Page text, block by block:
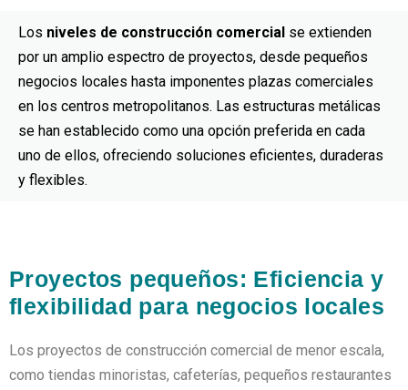
Los niveles de construcción comercial se extienden
por un amplio espectro de proyectos, desde pequeños
negocios locales hasta imponentes plazas comerciales
en los centros metropolitanos. Las estructuras metálicas
se han establecido como una opción preferida en cada
uno de ellos, ofreciendo soluciones eficientes, duraderas
y flexibles.
Proyectos pequeños: Eficiencia y
flexibilidad para negocios locales
Los proyectos de construcción comercial de menor escala,
como tiendas minoristas, cafeterías, pequeños restaurantes